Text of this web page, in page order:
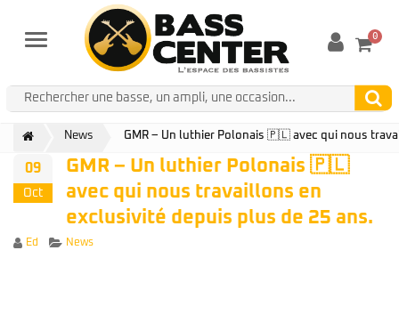
Menu 0
News GMR – Un luthier Polonais 🇵🇱 avec qui nous
09
Oct
GMR – Un luthier Polonais 🇵🇱
avec qui nous travaillons en
exclusivité depuis plus de 25 ans.
Author
Ed Categories
News